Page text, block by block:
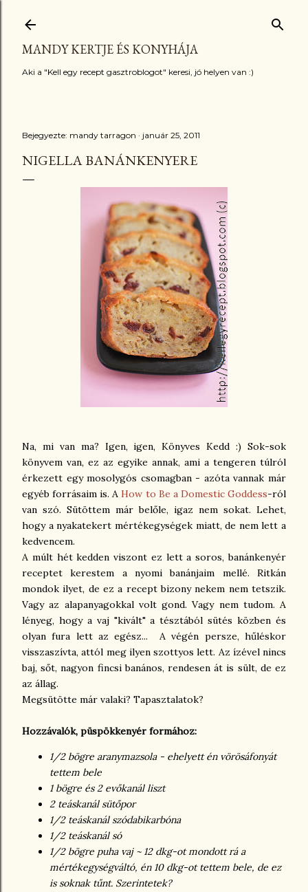
MANDY KERTJE ÉS KONYHÁJA
Aki a "Kell egy recept gasztroblogot" keresi, jó helyen van :)
Bejegyezte: mandy tarragon január 25, 2011
NIGELLA BANÁNKENYERE
Na, mi van ma? Igen, igen, Könyves Kedd :) Sok-sok
könyvem van, ez az egyike annak, ami a tengeren túlról
érkezett egy mosolygós csomagban - azóta vannak már
egyéb forrásaim is. AHow to Be a Domestic Goddess-ról
van szó. Sütöttem már belőle, igaz nem sokat. Lehet,
hogy a nyakatekert mértékegységek miatt, de nem lett a
kedvencem.
A múlt hét kedden viszont ez lett a soros, banánkenyér
receptet kerestem a nyomi banánjaim mellé. Ritkán
mondok ilyet, de ez a recept bizony nekem nem tetszik.
Vagy az alapanyagokkal volt gond. Vagy nem tudom. A
lényeg, hogy a vaj "kivált" a tésztából sütés közben és
olyan fura lett az egész... A végén persze, hűléskor
visszaszívta, attól meg ilyen szottyos lett. Az ízével nincs
baj, sőt, nagyon fincsi banános, rendesen át is sült, de ez
az állag.
Megsütötte már valaki? Tapasztalatok?
Hozzávalók, püspökkenyér formához:
1/2 bögre aranymazsola - ehelyett én vörösáfonyát
tettem bele
1 bögre és 2 evőkanál liszt
2 teáskanál sütőpor
1/2 teáskanál szódabikarbóna
1/2 teáskanál só
1/2 bögre puha vaj ~ 12 dkg-ot mondott rá a
mértékegységváltó, én 10 dkg-ot tettem bele, de ez
is soknak tűnt. Szerintetek?